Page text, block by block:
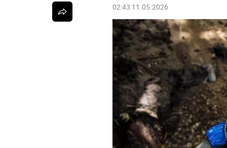
02:43 11.05.2026